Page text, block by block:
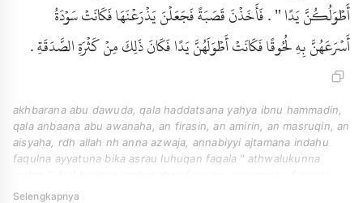
أَطْوَلُكُنَّ يَدًا " . فَأَخَذْنَ قَصَبَةً فَجَعَلْنَ يَذْرَعْنَهَا فَكَانَتْ سَوْدَةُ
أَسْرَعَهُنَّ بِهِ لُحُوقًا فَكَانَتْ أَطْوَلَهُنَّ يَدًا فَكَانَ ذَلِكَ مِنْ كَثْرَةِ الصَّدَقَةِ .
akhbarana abu dawuda, qala haddatsana yahya ibnu hammadin,
qala anbaana abu awanaha, an firasin, an amirin, an masruqin, an
aisyaha, rdh allah nh anna azwaja, annabiyyi ajtamana indahu
faqulna ayyatuna bika asrau luhuqan faqala " athwalukunna
sawdahu asraahunna bihi luhuqan fakanat athwalahunna yadan
Selengkapnya